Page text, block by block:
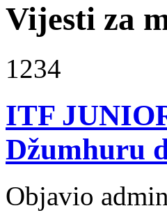
Vijesti za
1234
ITF
Džumhuru
Objavio